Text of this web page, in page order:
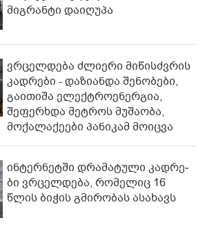
მიგრანტი დაიღუპა
ვრცელდება ძლიერი მიწისძვრის
კადრები - დაზიანდა შენობები,
გაითიშა ელექტროენერგია,
შეფერხდა მეტროს მუშაობა,
მოქალაქეები პანიკამ მოიცვა
ინ­ტერ­ნეტ­ში დრა­მა­ტუ­ლი კად­რე­
ბი ვრცელდება, რომელიც 16
წლის ბიჭის გმირობას ასახავს